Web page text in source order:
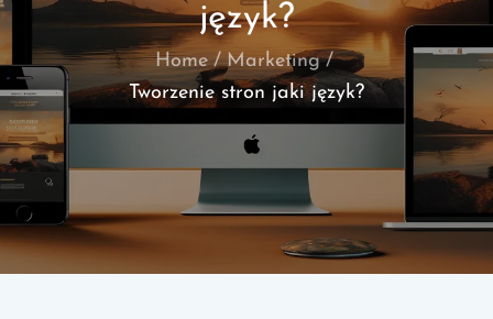
język?
Home
Marketing
Tworzenie stron jaki język?